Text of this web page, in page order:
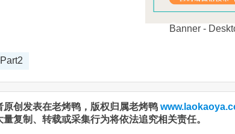
原创发表在老烤鸭，版权归属老烤鸭
量复制、转载或采集行为将依法追究相关责任。